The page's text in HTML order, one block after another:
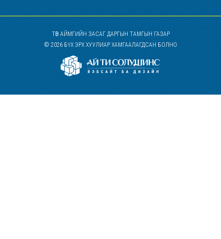
ТӨВ АЙМГИЙН ЗАСАГ ДАРГЫН ТАМГЫН ГАЗАР
© 2026 БҮХ ЭРХ ХУУЛИАР ХАМГААЛАГДСАН БОЛНО